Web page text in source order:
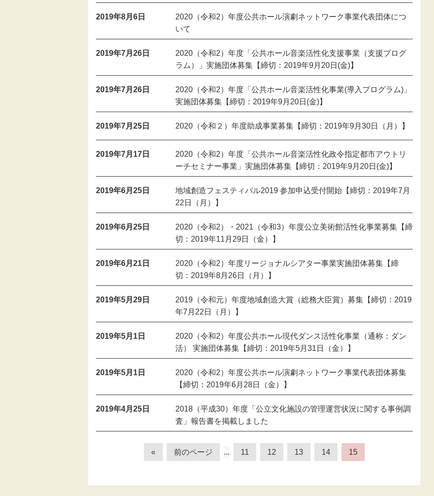
2019年8月6日
2020（令和2）年度公共ホール演劇ネットワーク事業代表団体につ
いて
2019年7月26日
2020（令和2）年度「公共ホール音楽活性化支援事業（支援プログ
ラム）」実施団体募集【締切：2019年9月20日(金)】
2019年7月26日
2020（令和2）年度「公共ホール音楽活性化事業(導入プログラム)」
実施団体募集【締切：2019年9月20日(金)】
2019年7月25日 2020（令和２）年度助成事業募集【締切：2019年9月30日（月）】
2019年7月17日
2020（令和2）年度「公共ホール音楽活性化政令指定都市アウトリ
ーチセミナー事業」実施団体募集【締切：2019年9月20日(金)】
2019年6月25日
地域創造フェスティバル2019 参加申込受付開始【締切：2019年7月
22日（月）】
2019年6月25日
2020（令和2）・2021（令和3）年度公立美術館活性化事業募集【締
切：2019年11月29日（金）】
2019年6月21日
2020（令和2）年度リージョナルシアター事業実施団体募集【締
切：2019年8月26日（月）】
2019年5月29日
2019（令和元）年度地域創造大賞（総務大臣賞）募集【締切：2019
年7月22日（月）】
2019年5月1日
2020（令和2）年度公共ホール現代ダンス活性化事業（通称：ダン
活） 実施団体募集【締切：2019年5月31日（金）】
2019年5月1日
2020（令和2）年度公共ホール演劇ネットワーク事業代表団体募集
【締切：2019年6月28日（金）】
2019年4月25日
2018（平成30）年度「公立文化施設の管理運営状況に関する事例調
査」報告書を掲載しました
« 前のページ ... 11 12 13 14 15